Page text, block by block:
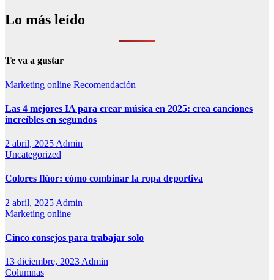
Lo más leído
Te va a gustar
Marketing online Recomendación
Las 4 mejores IA para crear música en 2025: crea canciones
increíbles en segundos
2 abril, 2025 Admin
Uncategorized
Colores flúor: cómo combinar la ropa deportiva
2 abril, 2025 Admin
Marketing online
Cinco consejos para trabajar solo
13 diciembre, 2023 Admin
Columnas